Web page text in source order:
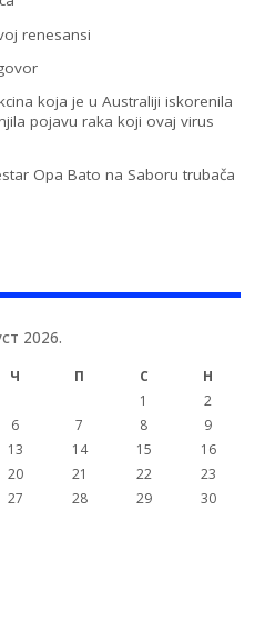
renesansi
koja je u Australiji iskorenila
pojavu raka koji ovaj virus
Opa Bato na Saboru trubača
2026.
Ч П С
Н
1
2
6 7 8
9
13 14 15
16
20 21 22
23
27 28 29
30